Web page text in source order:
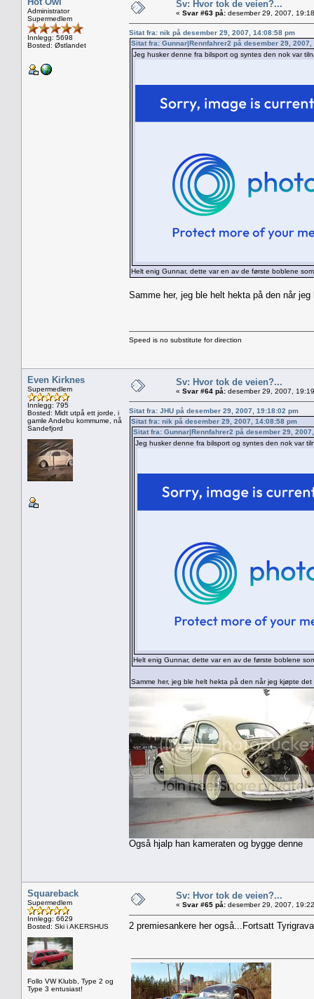
Administrator
Supermedlem
Innlegg: 5698
Bosted: Østlandet
Sv: Hvor tok de veien?...
« Svar #63 på: desember 29, 2007,
Sitat fra: nik på desember 29, 2007, 14:08:58 pm
Sitat fra: Gunnar|Rennfahrer2 på desember 29, 2007,
Jeg husker denne fra bilsport og syntes den nok var
Helt enig Gunnar, dette var en av de første boblene
Samme her, jeg ble helt hekta på den når
Speed is no substitute for direction
Even Kirknes
Supermedlem
Innlegg: 795
Bosted: Midt utpå ett jorde, i
gamle Andebu kommume, nå
Sandefjord
Sv: Hvor tok de veien?...
« Svar #64 på: desember 29, 2007,
Sitat fra: JHU på desember 29, 2007, 19:18:02 pm
Sitat fra: nik på desember 29, 2007, 14:08:58 pm
Sitat fra: Gunnar|Rennfahrer2 på desember 29,
Jeg husker denne fra bilsport og syntes den nok var
Helt enig Gunnar, dette var en av de første boblene
Samme her, jeg ble helt hekta på den når jeg kjøpte
Også hjalp han kameraten og bygge denne
Squareback
Supermedlem
Innlegg: 6629
Bosted: Ski i AKERSHUS
Follo VW Klubb, Type 2 og
Type 3 entusiast!
Sv: Hvor tok de veien?...
« Svar #65 på: desember 29, 2007,
2 premiesankere her også...Fortsatt